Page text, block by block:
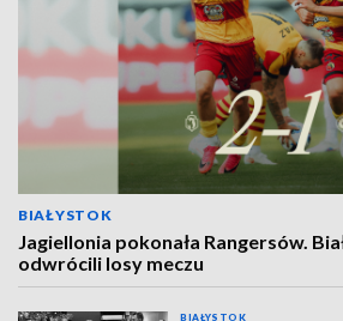
BIAŁYSTOK
Jagiellonia pokonała Rangersów.
odwrócili losy meczu
BIAŁYSTOK